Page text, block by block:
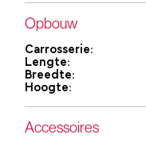
Opbouw
Carrosserie:
Lengte:
Breedte:
Hoogte:
Accessoires